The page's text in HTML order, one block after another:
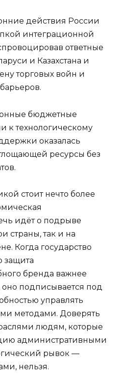
действия России
интеграционной
ответные
и Казахстана и
торговых войн и
бюджетные
к технологическому
оказалась
ресурсы без
стоит нечто более
идёт о подрыве
страны, так и на
Когда государство
защита
бренда важнее
подписывается под
управлять
методами. Доверять
людям, которые
административными
рывок —
нельзя.